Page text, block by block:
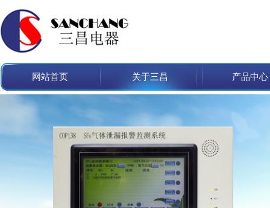
网站首页 关于三昌 产品中心